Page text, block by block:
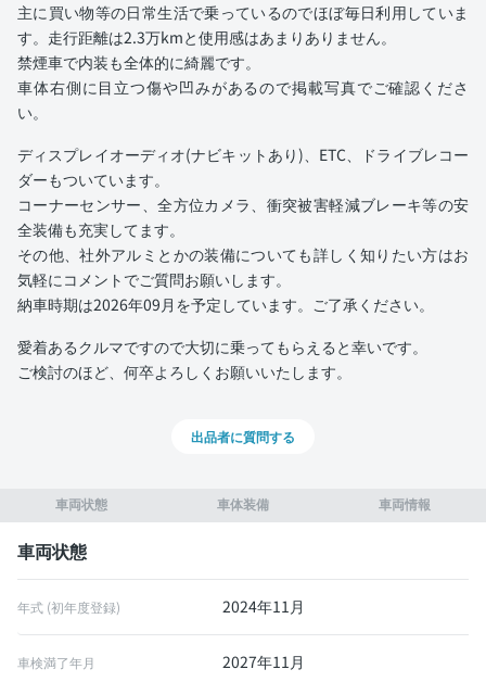
車両状態 車体装備 車両情報
車両状態
年式 (初年度登録) 2024年11月
車検満了年月 2027年11月
主に買い物等の日常生活で乗っているのでほぼ毎日利用していま
す。走行距離は2.3万kmと使用感はあまりありません。
禁煙車で内装も全体的に綺麗です。
車体右側に目立つ傷や凹みがあるので掲載写真でご確認くださ
い。
ディスプレイオーディオ(ナビキットあり)、ETC、ドライブレコー
ダーもついています。
コーナーセンサー、全方位カメラ、衝突被害軽減ブレーキ等の安
全装備も充実してます。
その他、社外アルミとかの装備についても詳しく知りたい方はお
気軽にコメントでご質問お願いします。
納車時期は2026年09月を予定しています。ご了承ください。
愛着あるクルマですので大切に乗ってもらえると幸いです。
ご検討のほど、何卒よろしくお願いいたします。
出品者に質問する